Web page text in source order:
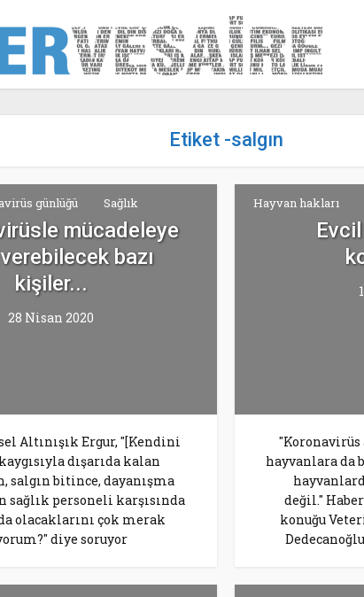
Etiket -salgın
günlüğü Sağlık
mücadeleye
bazı
kişiler...
28 Nisan 2020
Altınışık Ergur, "[Kendini
dışarıda kalan
salgın bitince, dayanışma
sağlık personeli karşısında
olacaklarını çok merak
diye soruyor
Hayvan hakları
hayvanlara da
değil."
konuğu